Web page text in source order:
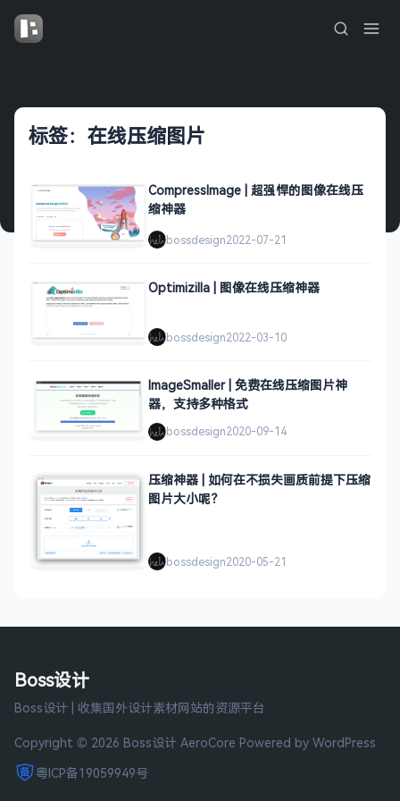
标签：在线压缩图片
CompressImage | 超强悍的图像在线压
缩神器
bossdesign2022-07-21
Optimizilla | 图像在线压缩神器
bossdesign2022-03-10
ImageSmaller | 免费在线压缩图片神
器，支持多种格式
bossdesign2020-09-14
压缩神器 | 如何在不损失画质前提下压缩
图片大小呢？
bossdesign2020-05-21
Boss设计
Boss设计 | 收集国外设计素材网站的资源平台
Copyright © 2026 Boss设计 AeroCore Powered by WordPress
粤ICP备19059949号